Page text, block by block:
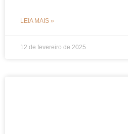
LEIA MAIS »
12 de fevereiro de 2025